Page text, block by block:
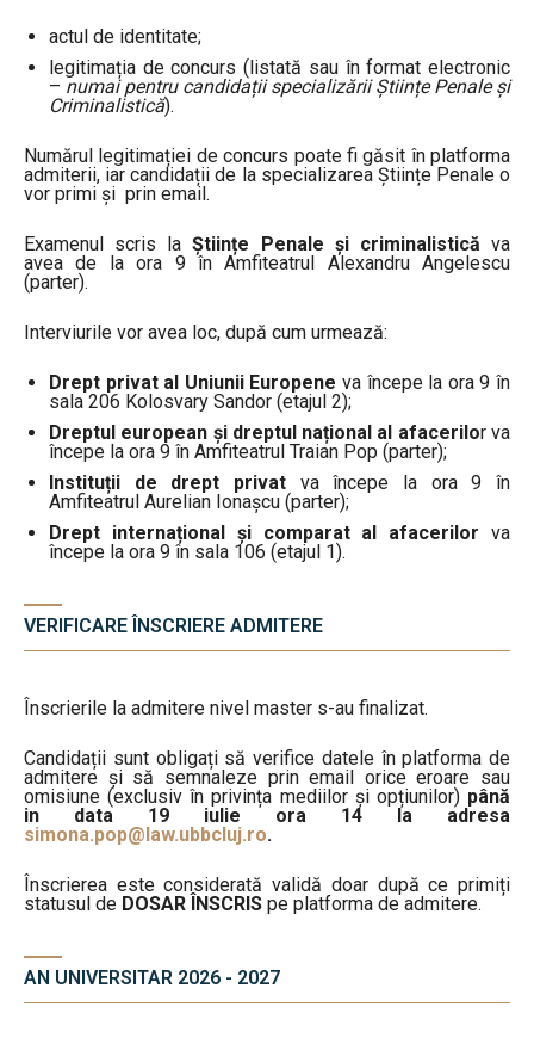
actul de identitate;
legitimația de concurs (listată sau în format electronic
– numai pentru candidații specializării Științe Penale și
Criminalistică).
Numărul legitimației de concurs poate fi găsit în platforma
admiterii, iar candidații de la specializarea Științe Penale o
vor primi și prin email.
Examenul scris laȘtiințe Penale și criminalistică va
avea de la ora 9 în Amfiteatrul Alexandru Angelescu
(parter).
Interviurile vor avea loc, după cum urmează:
Drept privat al Uniunii Europene va începe la ora 9 în
sala 206 Kolosvary Sandor (etajul 2);
Dreptul european și dreptul național al afacerilor va
începe la ora 9 în Amfiteatrul Traian Pop (parter);
Instituții de drept privat va începe la ora 9 în
Amfiteatrul Aurelian Ionașcu (parter);
Drept internațional și comparat al afacerilor va
începe la ora 9 în sala 106 (etajul 1).
VERIFICARE ÎNSCRIERE ADMITERE
Înscrierile la admitere nivel master s-au finalizat.
Candidații sunt obligați să verifice datele în platforma de
admitere și să semnaleze prin email orice eroare sau
omisiune (exclusiv în privința mediilor și opțiunilor) până
in data 19 iulie ora 14 la adresa
simona.pop@law.ubbcluj.ro.
Înscrierea este considerată validă doar după ce primiți
statusul de DOSAR ÎNSCRIS pe platforma de admitere.
AN UNIVERSITAR 2026 - 2027